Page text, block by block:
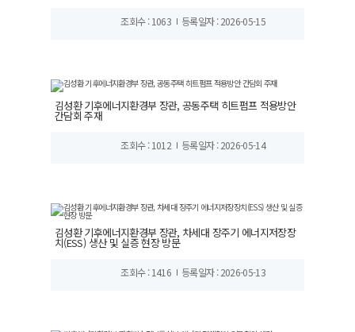
조회수 : 1063 등록일자 : 2026-05-15
김성환 기후에너지환경부 장관, 공동주택 히트펌프 적용방안
간담회 주재
조회수 : 1012 등록일자 : 2026-05-14
김성환 기후에너지환경부 장관, 차세대 장주기 에너지저장장
치(ESS) 생산 및 실증 현장 방문
조회수 : 1416 등록일자 : 2026-05-13